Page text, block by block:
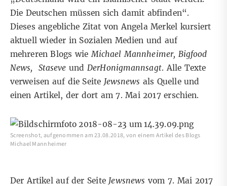
Die Deutschen müssen sich damit abfinden“.
Dieses angebliche Zitat von Angela Merkel kursiert
aktuell wieder in Sozialen Medien und auf
mehreren Blogs wieMichael Mannheimer, Bigfood
News, Staseve und DerHonigmannsagt. Alle Texte
verweisen auf die Seite Jewsnewsals Quelle und
einenArtikel, der dort am 7. Mai 2017 erschien.
Screenshot, aufgenommen am 23.08.2018, von einem Artikel des Blogs
Michael Mannheimer
Der Artikel auf der Seite Jewsnews vom 7. Mai 2017